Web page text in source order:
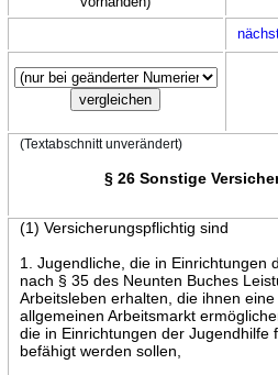
(Textabschnitt unverändert)
§ 26 Sonstige
(1) Versicherungspflichtig sind
1. Jugendliche, die in Einrichtungen
nach § 35 des Neunten Buches
Arbeitsleben erhalten, die ihnen
allgemeinen Arbeitsmarkt
die in Einrichtungen der Jugendhilfe
befähigt werden sollen,